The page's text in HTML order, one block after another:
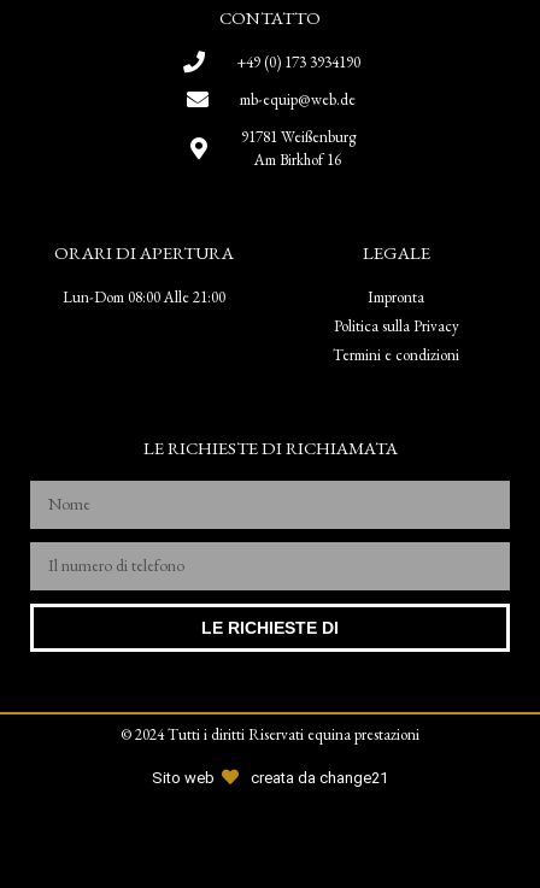
CONTATTO
+49 (0) 173 3934190
mb-equip@web.de
91781 Weißenburg
Am Birkhof 16
ORARI DI APERTURA
Lun-Dom 08:00 Alle 21:00
LEGALE
Impronta
Politica sulla Privacy
Termini e condizioni
LE RICHIESTE DI RICHIAMATA
LE RICHIESTE DI
© 2024 Tutti i diritti Riservati equina prestazioni
Sito web creata da change21